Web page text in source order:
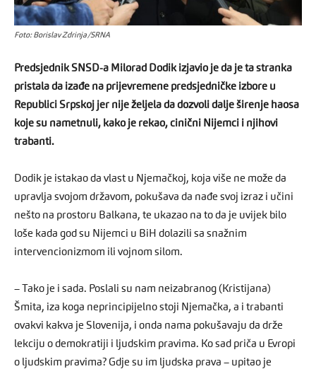
Foto: Borislav Zdrinja/SRNA
Predsjednik SNSD-a Milorad Dodik izjavio je da je ta stranka
pristala da izađe na prijevremene predsjedničke izbore u
Republici Srpskoj jer nije željela da dozvoli dalje širenje haosa
koje su nametnuli, kako je rekao, cinični Nijemci i njihovi
trabanti.
Dodik je istakao da vlast u Njemačkoj, koja više ne može da
upravlja svojom državom, pokušava da nađe svoj izraz i učini
nešto na prostoru Balkana, te ukazao na to da je uvijek bilo
loše kada god su Nijemci u BiH dolazili sa snažnim
intervencionizmom ili vojnom silom.
– Tako je i sada. Poslali su nam neizabranog (Kristijana)
Šmita, iza koga neprincipijelno stoji Njemačka, a i trabanti
ovakvi kakva je Slovenija, i onda nama pokušavaju da drže
lekciju o demokratiji i ljudskim pravima. Ko sad priča u Evropi
o ljudskim pravima? Gdje su im ljudska prava – upitao je